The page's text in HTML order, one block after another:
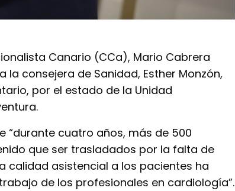
Canario (CCa), Mario Cabrera
la consejera de Sanidad, Esther Monzón,
por el estado de la Unidad
“durante cuatro años, más de 500
que ser trasladados por la falta de
calidad asistencial a los pacientes ha
de los profesionales en cardiología”.